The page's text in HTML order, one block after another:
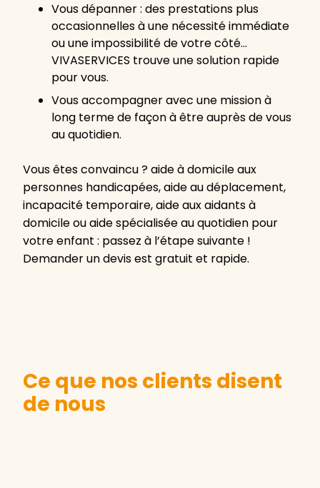
Vous dépanner : des prestations plus
occasionnelles à une nécessité immédiate
ou une impossibilité de votre côté…
VIVASERVICES trouve une solution rapide
pour vous.
Vous accompagner avec une mission à
long terme de façon à être auprès de vous
au quotidien.
Vous êtes convaincu ? aide à domicile aux
personnes handicapées, aide au déplacement,
incapacité temporaire, aide aux aidants à
domicile ou aide spécialisée au quotidien pour
votre enfant : passez à l’étape suivante !
Demander un devis est gratuit et rapide.
Ce que nos clients disent
de nous